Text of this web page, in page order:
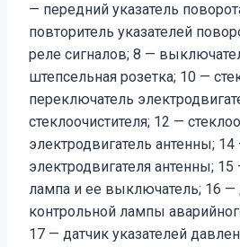
— передний указатель
повторитель указателей
реле сигна­лов; 8 —
штепсельная розетка; 10 —
переключатель
стеклоочистителя; 12 —
электродвигатель антенны;
электродвигателя антенны;
лампа и ее выключатель; 16 —
контрольной лампы
17 — датчик указателей